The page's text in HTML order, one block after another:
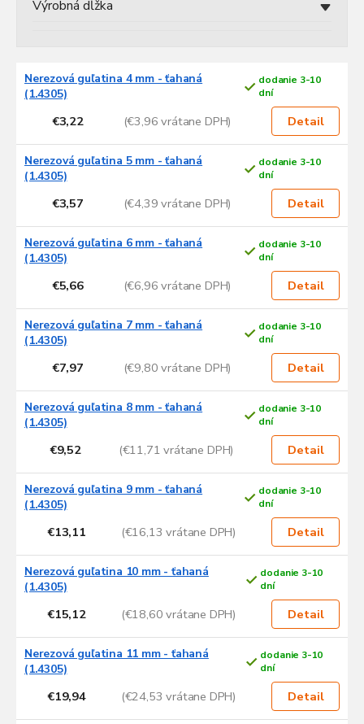
Výrobná dĺžka
V
p
s
p
u
v
Nerezová guľatina 4 mm - ťahaná
(1.4305)
dodanie 3-10
dní
€3,22 (€3,96 vrátane DPH) Detail
Nerezová guľatina 5 mm - ťahaná
(1.4305)
dodanie 3-10
dní
€3,57 (€4,39 vrátane DPH) Detail
Nerezová guľatina 6 mm - ťahaná
(1.4305)
dodanie 3-10
dní
€5,66 (€6,96 vrátane DPH) Detail
Nerezová guľatina 7 mm - ťahaná
(1.4305)
dodanie 3-10
dní
€7,97 (€9,80 vrátane DPH) Detail
Nerezová guľatina 8 mm - ťahaná
(1.4305)
dodanie 3-10
dní
€9,52 (€11,71 vrátane DPH) Detail
Nerezová guľatina 9 mm - ťahaná
(1.4305)
dodanie 3-10
dní
€13,11 (€16,13 vrátane DPH) Detail
Nerezová guľatina 10 mm - ťahaná
(1.4305)
dodanie 3-10
dní
€15,12 (€18,60 vrátane DPH) Detail
Nerezová guľatina 11 mm - ťahaná
(1.4305)
dodanie 3-10
dní
€19,94 (€24,53 vrátane DPH) Detail